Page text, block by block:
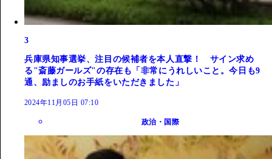
3
兵庫県知事選挙、注目の候補者を本人直撃！ サイン求め
る"斎藤ガールズ"の存在も「非常にうれしいこと。今日も9
通、励ましのお手紙をいただきました」
2024年11月05日 07:10
政治・国際